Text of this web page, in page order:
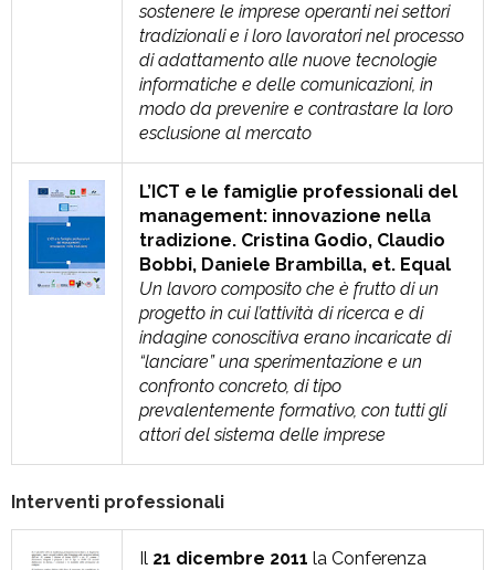
sostenere le imprese operanti nei settori
tradizionali e i loro lavoratori nel processo
di adattamento alle nuove tecnologie
informatiche e delle comunicazioni, in
modo da prevenire e contrastare la loro
esclusione al mercato
L’ICT e le famiglie professionali del
management: innovazione nella
tradizione. Cristina Godio, Claudio
Bobbi, Daniele Brambilla, et. Equal
Un lavoro composito che è frutto di un
progetto in cui l’attività di ricerca e di
indagine conoscitiva erano incaricate di
“lanciare” una sperimentazione e un
confronto concreto, di tipo
prevalentemente formativo, con tutti gli
attori del sistema delle imprese
Interventi professionali
Il 21 dicembre 2011 la Conferenza